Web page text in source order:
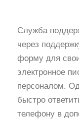
Служба
через
форму для
электронное
персоналом.
быстро
телефону в